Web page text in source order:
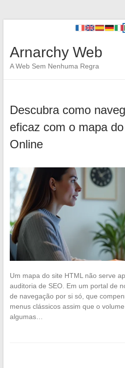
Arnarchy Web
A Web Sem Nenhuma Regra
Descubra como
eficaz com o mapa
Online
Um mapa do site HTML não serve
auditoria de SEO. Em um portal de
de navegação por si só, que
menus clássicos assim que o
algumas…